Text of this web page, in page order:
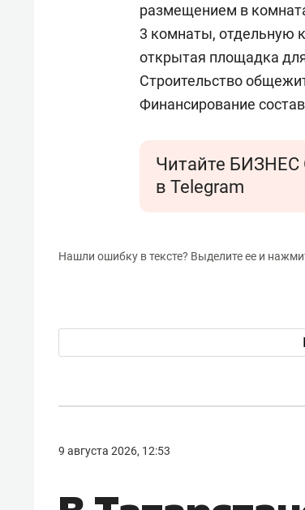
размещением в
3 комнаты, отдельную
открытая площадка
Строительство
Финансирование
Читайте БИЗНЕС
в Telegram
Нашли ошибку в тексте? Выделите ее и
9 августа 2026, 12:53